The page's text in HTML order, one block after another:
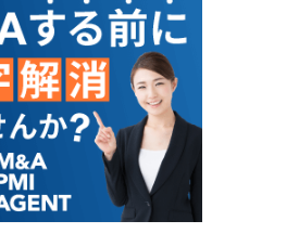
功
の
秘
訣
｜
買
収
・
売
却
の
教
科
書
場
｜
高
評
価
を
得
る
ブ
ラ
条